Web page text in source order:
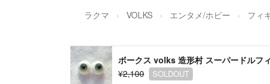
ラクマ VOLKS エンタメ/ホビー フィ
ボークス volks 造形村 スーパードルフ
¥2,100
SOLDOUT